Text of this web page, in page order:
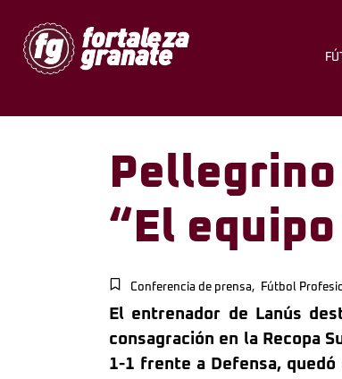
“El
Conferencia de prensa, Fútbol
El entrenador de Lanús
consagración en la Recopa
1-1 frente a Defensa,